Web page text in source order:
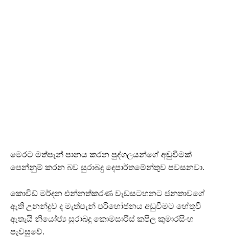
මෙරට මත්පැන් පානය කරන පුද්ගලයන්ගේ අඩුවීමක්
පෙන්නුම් කරන බව සුරාබදු දෙපාර්තමේන්තුව පවසනවා.
කොවිඩ් මර්දන එන්නත්කරණ වැඩසටහනට ජනතාවගේ
ඇති උනන්දුව ද මැත්පැන් පරිභෝජනය අඩුවීමට හේතුවී
ඇතැයි නියෝජ්‍ය සුරාබදු කොමසාරිස් කපිල කුමාරසිංහ
පැවසුවේ.